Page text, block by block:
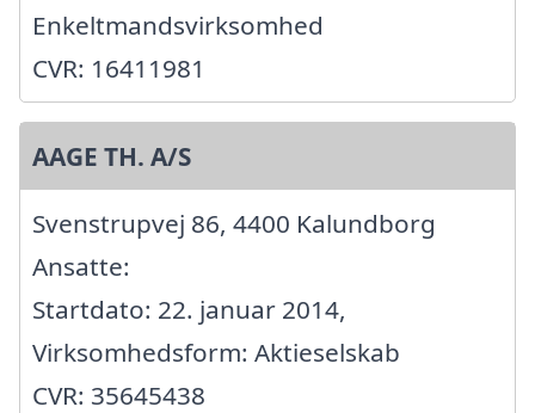
Enkeltmandsvirksomhed
CVR: 16411981
AAGE TH. A/S
Svenstrupvej 86, 4400 Kalundborg
Ansatte:
Startdato: 22. januar 2014,
Virksomhedsform: Aktieselskab
CVR: 35645438